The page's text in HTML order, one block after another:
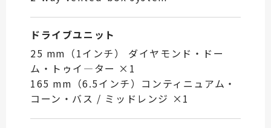
ドライブユニット
25 mm（1インチ） ダイヤモンド・ドー
ム・トゥイ―ター ×1
165 mm（6.5インチ）コンティニュアム・
コーン・バス / ミッドレンジ ×1